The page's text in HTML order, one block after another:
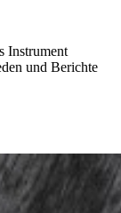
Instrument
und Berichte